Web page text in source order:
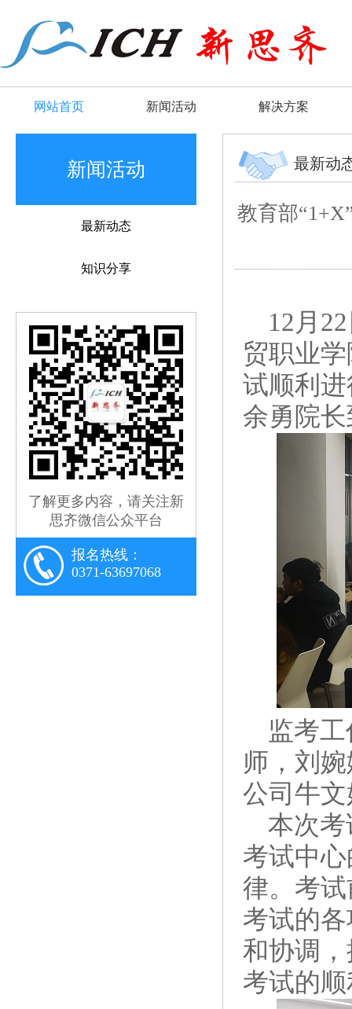
网站首页 新闻活动 解决方案
新闻活动
最新动态
知识分享
了解更多内容，请关注新
思齐微信公众平台
报名热线：
0371-63697068
最新动
教育部
12月22
贸职业
试顺利
余勇院
监考工
师，刘
公司牛
本次考
考试中
律。考
考试的
和协调
考试的